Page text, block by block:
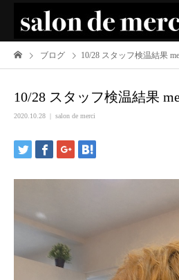
ブログ 10/28 スタッフ検温結果
10/28 スタッフ検温結果
2020.10.28 salon de merci